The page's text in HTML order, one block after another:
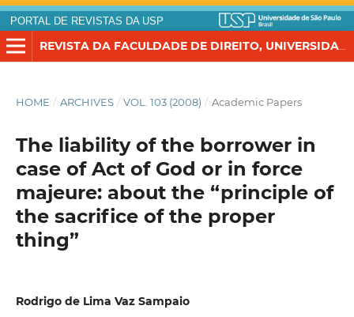
PORTAL DE REVISTAS DA USP
REVISTA DA FACULDADE DE DIREITO, UNIVERSIDADE DE SÃO PAULO
HOME / ARCHIVES / VOL. 103 (2008) / Academic Papers
The liability of the borrower in
case of Act of God or in force
majeure: about the “principle of
the sacrifice of the proper
thing”
Rodrigo de Lima Vaz Sampaio